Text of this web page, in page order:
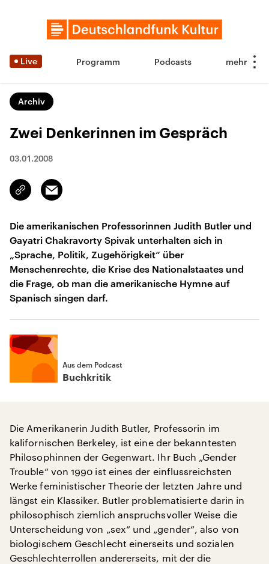
Live Programm Podcasts
Archiv
Zwei Denkerinnen im Gespräch
03.01.2008
Link
kopieren/teilen
Email
Die amerikanischen Professorinnen Judith Butler und
Gayatri Chakravorty Spivak unterhalten sich in
„Sprache, Politik, Zugehörigkeit“ über
Menschenrechte, die Krise des Nationalstaates und
die Frage, ob man die amerikanische Hymne auf
Spanisch singen darf.
Aus dem Podcast
Buchkritik
Die Amerikanerin Judith Butler, Professorin im
kalifornischen Berkeley, ist eine der bekanntesten
Philosophinnen der Gegenwart. Ihr Buch „Gender
Trouble“ von 1990 ist eines der einflussreichsten
Werke feministischer Theorie der letzten Jahre und
längst ein Klassiker. Butler problematisierte darin in
philosophisch ziemlich anspruchsvoller Weise die
Unterscheidung von „sex“ und „gender“, also von
biologischem Geschlecht einerseits und sozialen
Geschlechterrollen andererseits, mit der die